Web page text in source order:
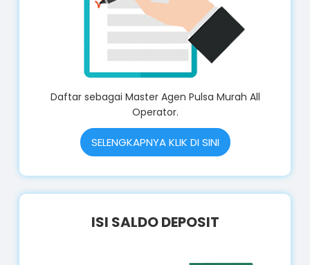
Daftar sebagai Master Agen Pulsa Murah All
Operator.
SELENGKAPNYA KLIK DI SINI
ISI SALDO DEPOSIT